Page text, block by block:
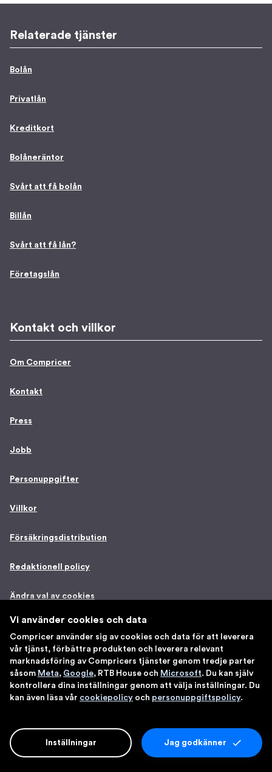
Relaterade tjänster
Bolån
Privatlån
Kreditkort
Bolåneräntor
Svårt att få bolån
Billån
Svårt att få lån?
Företagslån
Kontakt och villkor
Om Compricer
Kontakt
Press
Jobb
Personuppgifter
Villkor
Försäkringsdistribution
Redaktionell policy
Ändra val av cookies
Adress
Postadress:
Västra Järnvägsgatan 21
Organisationsnummer:
556655-5727
Vi använder cookies och data
Compricer använder sig av cookies och data för att leverera
vår tjänst, förbättra produkten och leverera relevant
marknadsföring av Compricers tjänster genom tredje parter
såsom Meta, Google, RTB House och Microsoft. Du kan själv
kontrollera dina inställningar genom att välja inställningar. Du
kan även läsa vår cookiepolicy och personuppgiftspolicy.
Jag godkänner
Inställningar